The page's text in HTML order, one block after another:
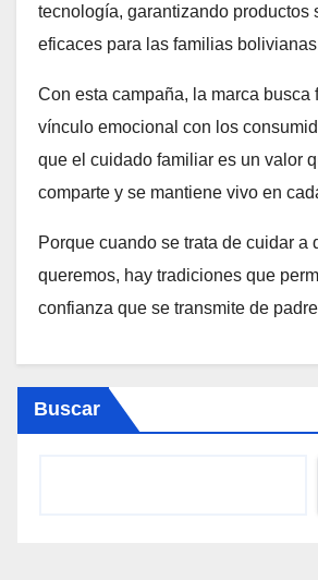
tecnología, garantizando productos
eficaces para las familias
Con esta campaña, la marca busca
vínculo emocional con los
que el cuidado familiar es un valor
comparte y se mantiene vivo en
Porque cuando se trata de cuidar a
queremos, hay tradiciones que
confianza que se transmite de
Buscar